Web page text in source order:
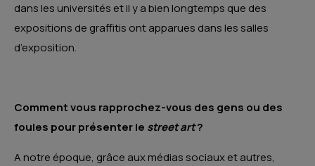
dans les universités et il y a bien longtemps que des
expositions de graffitis ont apparues dans les salles
d’exposition.
Comment vous rapprochez-vous des gens ou des
foules pour présenter le street art?
A notre époque, grâce aux médias sociaux et autres,